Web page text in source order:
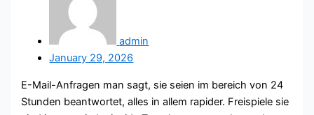
admin
January 29, 2026
E-Mail-Anfragen man sagt, sie seien im bereich von 24
Stunden beantwortet, alles in allem rapider. Freispiele sie